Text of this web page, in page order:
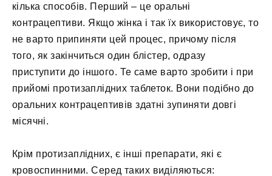
кілька способів. Перший – це оральні
контрацептиви. Якщо жінка і так їх використовує, то
не варто припиняти цей процес, причому після
того, як закінчиться один блістер, одразу
приступити до іншого. Те саме варто зробити і при
прийомі протизаплідних таблеток. Вони подібно до
оральних контрацептивів здатні зупиняти довгі
місячні.
Крім протизаплідних, є інші препарати, які є
кровоспинними. Серед таких виділяються: